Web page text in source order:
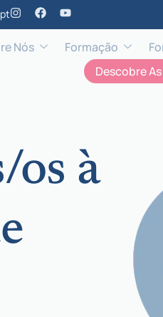
Nós Formação
Descobre
os à